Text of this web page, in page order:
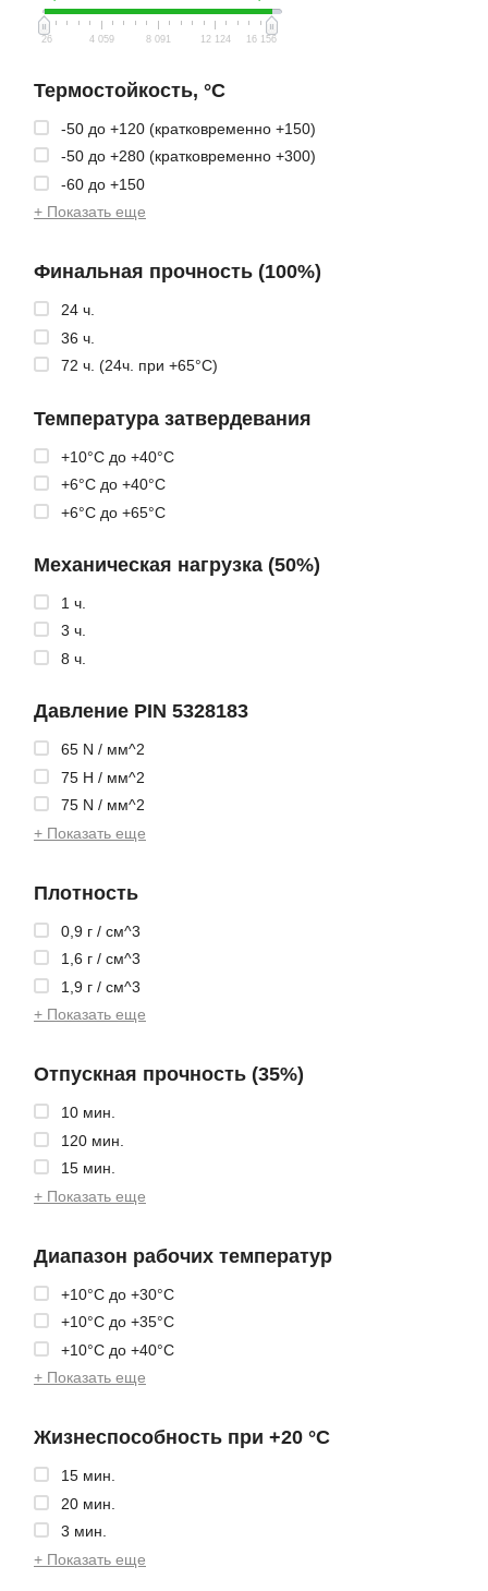
26 4 059 8 091 12 124 16 156
Термостойкость, °C
-50 до +120 (кратковременно +150)
-50 до +280 (кратковременно +300)
-60 до +150
+ Показать еще
Финальная прочность (100%)
24 ч.
36 ч.
72 ч. (24ч. при +65°C)
Температура затвердевания
+10°C до +40°C
+6°C до +40°C
+6°C до +65°C
Механическая нагрузка (50%)
1 ч.
3 ч.
8 ч.
Давление PIN 5328183
65 N / мм^2
75 H / мм^2
75 N / мм^2
+ Показать еще
Плотность
0,9 г / см^3
1,6 г / см^3
1,9 г / см^3
+ Показать еще
Отпускная прочность (35%)
10 мин.
120 мин.
15 мин.
+ Показать еще
Диапазон рабочих температур
+10°C до +30°C
+10°C до +35°C
+10°C до +40°C
+ Показать еще
Жизнеспособность при +20 °С
15 мин.
20 мин.
3 мин.
+ Показать еще